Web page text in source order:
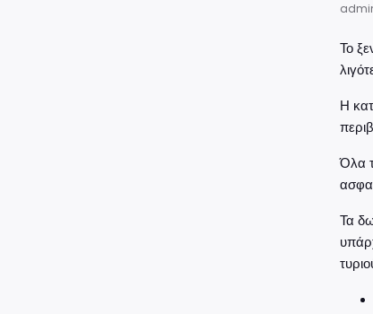
Το
Η
Όλα
Τα